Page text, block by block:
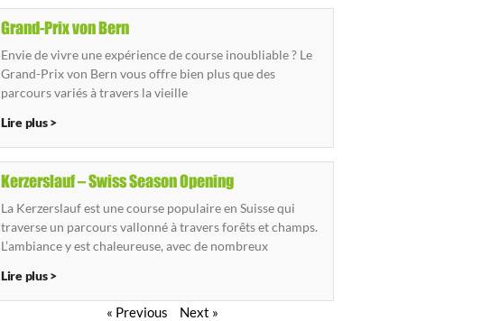
Grand-Prix von Bern
Envie de vivre une expérience de course inoubliable ? Le
Grand-Prix von Bern vous offre bien plus que des
parcours variés à travers la vieille
Lire plus >
Kerzerslauf – Swiss Season Opening
La Kerzerslauf est une course populaire en Suisse qui
traverse un parcours vallonné à travers forêts et champs.
L’ambiance y est chaleureuse, avec de nombreux
Lire plus >
« Previous Next »